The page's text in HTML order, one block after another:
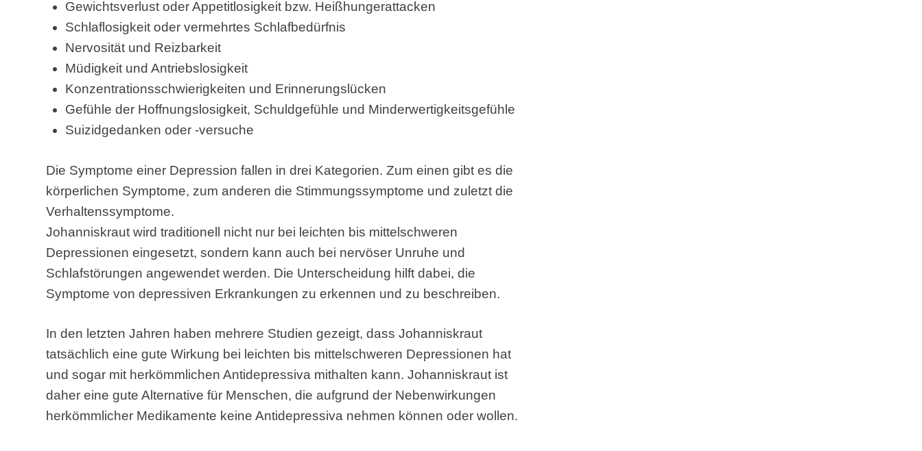
Gewichtsverlust oder Appetitlosigkeit bzw. Heißhungerattacken
Schlaflosigkeit oder vermehrtes Schlafbedürfnis
Nervosität und Reizbarkeit
Müdigkeit und Antriebslosigkeit
Konzentrationsschwierigkeiten und Erinnerungslücken
Gefühle der Hoffnungslosigkeit, Schuldgefühle und Minderwertigkeitsgefühle
Suizidgedanken oder -versuche
Die Symptome einer Depression fallen in drei Kategorien. Zum einen gibt es die
körperlichen Symptome, zum anderen die Stimmungssymptome und zuletzt die
Verhaltenssymptome.
Johanniskraut wird traditionell nicht nur bei leichten bis mittelschweren
Depressionen eingesetzt, sondern kann auch bei nervöser Unruhe und
Schlafstörungen angewendet werden. Die Unterscheidung hilft dabei, die
Symptome von depressiven Erkrankungen zu erkennen und zu beschreiben.
In den letzten Jahren haben mehrere Studien gezeigt, dass Johanniskraut
tatsächlich eine gute Wirkung bei leichten bis mittelschweren Depressionen hat
und sogar mit herkömmlichen Antidepressiva mithalten kann. Johanniskraut ist
daher eine gute Alternative für Menschen, die aufgrund der Nebenwirkungen
herkömmlicher Medikamente keine Antidepressiva nehmen können oder wollen.